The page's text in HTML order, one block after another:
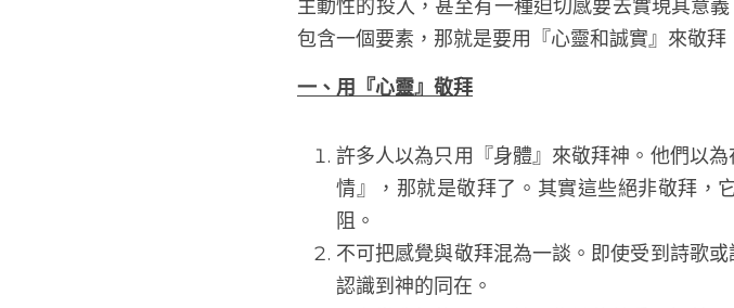
妹也會知道，除非有特別的原因（例如疾病），
主動性的投入，甚至有一種迫切感要去實現其意
一、用『心靈』敬拜
許多人以為只用『身體』來敬拜神。他們以
情』，那就是敬拜了。其實這些絕非敬拜，